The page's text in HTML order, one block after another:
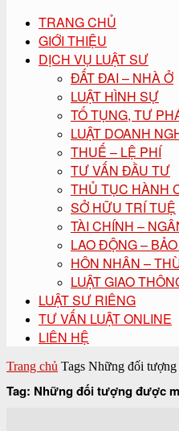
TRANG CHỦ
GIỚI THIỆU
DỊCH VỤ LUẬT SƯ
ĐẤT ĐAI – NHÀ Ở
LUẬT HÌNH SỰ
TỐ TỤNG, TƯ
LUẬT DOANH
THUẾ – LỆ PHÍ
TƯ VẤN ĐẦU TƯ
THỦ TỤC HÀNH
SỞ HỮU TRÍ TUỆ
TÀI CHÍNH –
LAO ĐỘNG –
HÔN NHÂN –
LUẬT GIAO
LUẬT SƯ RIÊNG
TƯ VẤN LUẬT ONLINE
LIÊN HỆ
Trang chủ Tags Những đối tượng
Tag: Những đối tượng được